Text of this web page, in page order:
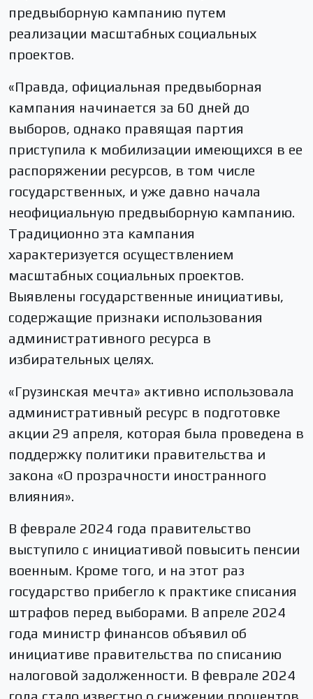
предвыборную кампанию путем
реализации масштабных социальных
проектов.
«Правда, официальная предвыборная
кампания начинается за 60 дней до
выборов, однако правящая партия
приступила к мобилизации имеющихся в ее
распоряжении ресурсов, в том числе
государственных, и уже давно начала
неофициальную предвыборную кампанию.
Традиционно эта кампания
характеризуется осуществлением
масштабных социальных проектов.
Выявлены государственные инициативы,
содержащие признаки использования
административного ресурса в
избирательных целях.
«Грузинская мечта» активно использовала
административный ресурс в подготовке
акции 29 апреля, которая была проведена в
поддержку политики правительства и
закона «О прозрачности иностранного
влияния».
В феврале 2024 года правительство
выступило с инициативой повысить пенсии
военным. Кроме того, и на этот раз
государство прибегло к практике списания
штрафов перед выборами. В апреле 2024
года министр финансов объявил об
инициативе правительства по списанию
налоговой задолженности. В феврале 2024
года стало известно о снижении процентов